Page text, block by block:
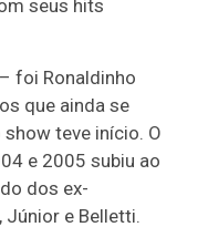
seus hits
foi Ronaldinho
que ainda se
teve início. O
e 2005 subiu ao
dos ex-
Júnior e Belletti.